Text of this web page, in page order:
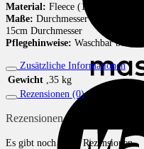
Material: Fleece (100%
Maße: Durchmesser ca 30 cm,
15cm Durchmesser
Pflegehinweise: Waschbar bei 40
Zusätzliche Informationen
Gewicht ,35 kg
Rezensionen (0)
Rezensionen
Es gibt noch keine Rezensionen.